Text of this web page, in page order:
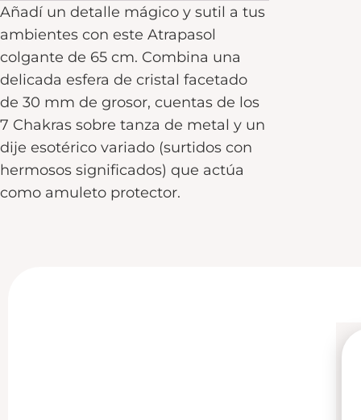
Añadí un detalle mágico y sutil a tus
ambientes con este Atrapasol
colgante de 65 cm. Combina una
delicada esfera de cristal facetado
de 30 mm de grosor, cuentas de los
7 Chakras sobre tanza de metal y un
dije esotérico variado (surtidos con
hermosos significados) que actúa
como amuleto protector.